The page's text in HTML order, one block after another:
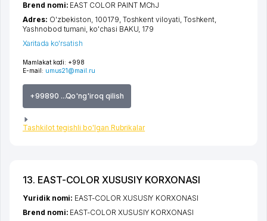
Mamlakat kodi: +998
E-mail: umus21@mail.ru
+99890 ...Qo'ng'iroq qilish
Tashkilot tegishli bo'lgan Rubrikalar
Brend nomi: EAST COLOR PAINT MChJ
Adres: O'zbekiston, 100179, Toshkent viloyati, Toshkent,
Yashnobod tumani, ko'chasi BAKU, 179
Xaritada ko'rsatish
13. EAST-COLOR XUSUSIY KORXONASI
Yuridik nomi: EAST-COLOR XUSUSIY KORXONASI
Brend nomi: EAST-COLOR XUSUSIY KORXONASI